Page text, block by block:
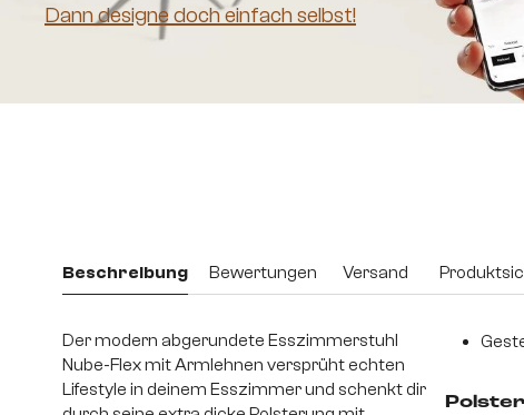
Dann designe doch einfach selbst!
Beschreibung Bewertungen Versand
Der modern abgerundete Esszimmerstuhl
Nube-Flex mit Armlehnen versprüht echten
Lifestyle in deinem Esszimmer und schenkt dir